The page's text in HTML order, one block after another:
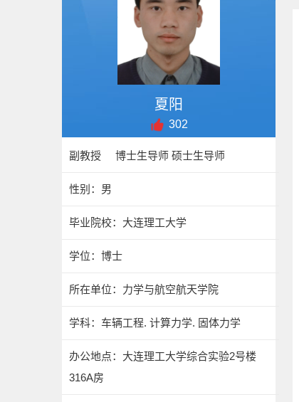
夏阳
302
副教授 博士生导师 硕士生导师
性别：男
毕业院校：大连理工大学
学位：博士
所在单位：力学与航空航天学院
学科：车辆工程. 计算力学. 固体力学
办公地点：大连理工大学综合实验2号楼
316A房